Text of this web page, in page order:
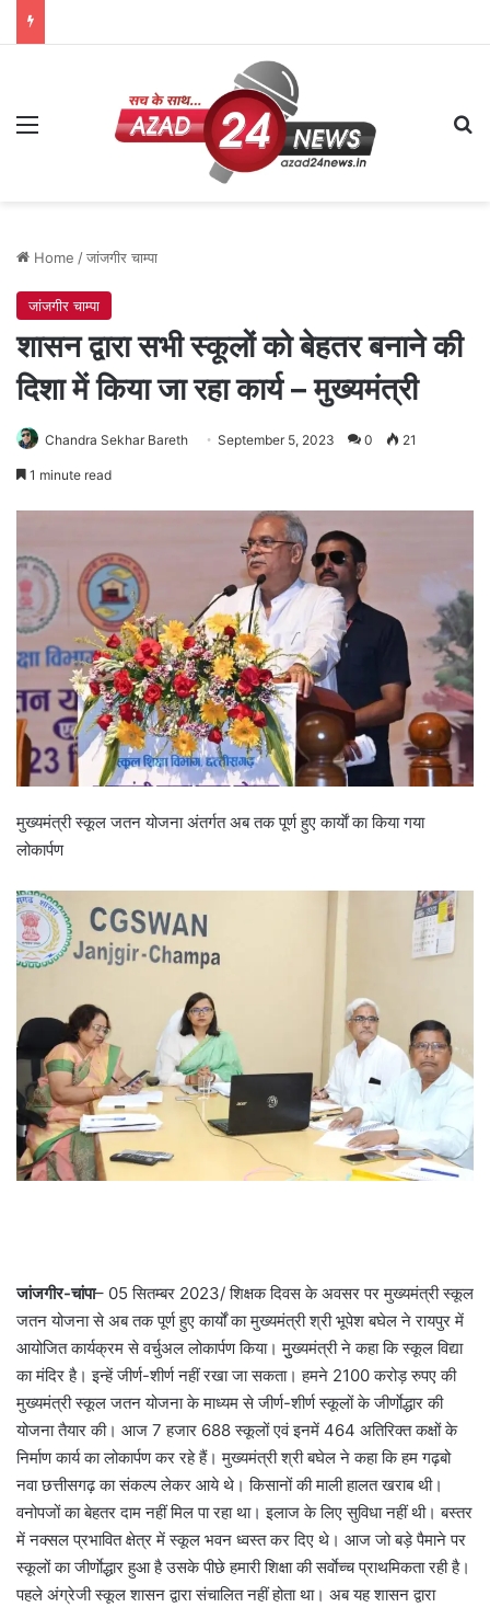
Menu
Home /जांजगीर चाम्पा
जांजगीर चाम्पा
शासन द्वारा सभी स्कूलों को बेहतर बनाने की
दिशा में किया जा रहा कार्य – मुख्यमंत्री
Chandra Sekhar Bareth September 5, 2023 0 21
1 minute read
मुख्यमंत्री स्कूल जतन योजना अंतर्गत अब तक पूर्ण हुए कार्याें का किया गया
लोकार्पण
जांजगीर-चांपा– 05 सितम्बर 2023/ शिक्षक दिवस के अवसर पर मुख्यमंत्री स्कूल
जतन योजना से अब तक पूर्ण हुए कार्यों का मुख्यमंत्री श्री भूपेश बघेल ने रायपुर में
आयोजित कार्यक्रम से वर्चुअल लोकार्पण किया। मुुख्यमंत्री ने कहा कि स्कूल विद्या
का मंदिर है। इन्हें जीर्ण-शीर्ण नहीं रखा जा सकता। हमने 2100 करोड़ रुपए की
मुख्यमंत्री स्कूल जतन योजना के माध्यम से जीर्ण-शीर्ण स्कूलों के जीर्णाेद्धार की
योजना तैयार की। आज 7 हजार 688 स्कूलों एवं इनमें 464 अतिरिक्त कक्षों के
निर्माण कार्य का लोकार्पण कर रहे हैं। मुख्यमंत्री श्री बघेल ने कहा कि हम गढ़बो
नवा छत्तीसगढ़ का संकल्प लेकर आये थे। किसानों की माली हालत खराब थी।
वनोपजों का बेहतर दाम नहीं मिल पा रहा था। इलाज के लिए सुविधा नहीं थी। बस्तर
में नक्सल प्रभावित क्षेत्र में स्कूल भवन ध्वस्त कर दिए थे। आज जो बड़े पैमाने पर
स्कूलों का जीर्णाेद्धार हुआ है उसके पीछे हमारी शिक्षा की सर्वाेच्च प्राथमिकता रही है।
पहले अंग्रेजी स्कूल शासन द्वारा संचालित नहीं होता था। अब यह शासन द्वारा